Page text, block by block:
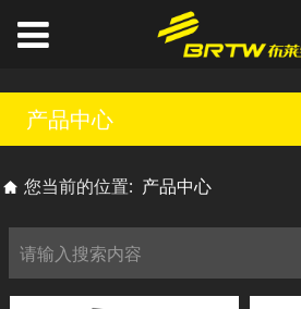
产品中心
您当前的位置: 产品中心